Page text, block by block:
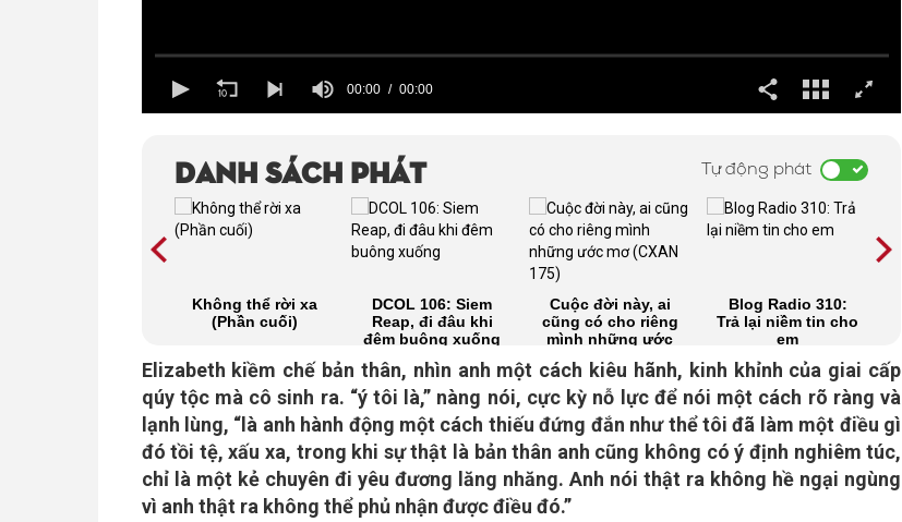
00:00 00:00
Danh sách phát Tự động phát
Không thể rời xa
(Phần cuối)
DCOL 106: Siem
Reap, đi đâu khi
đêm buông xuống
Cuộc đời này, ai
cũng có cho riêng
mình những ước
Blog Radio 310:
Trả lại niềm tin cho
em
Elizabeth kiềm chế bản thân, nhìn anh một cách kiêu hãnh, kinh khỉnh của giai cấp
qúy tộc mà cô sinh ra. “ý tôi là,” nàng nói, cực kỳ nỗ lực để nói một cách rõ ràng và
lạnh lùng, “là anh hành động một cách thiếu đứng đắn như thể tôi đã làm một điều gì
đó tồi tệ, xấu xa, trong khi sự thật là bản thân anh cũng không có ý định nghiêm túc,
chỉ là một kẻ chuyên đi yêu đương lăng nhăng. Anh nói thật ra không hề ngại ngùng
vì anh thật ra không thể phủ nhận được điều đó.”